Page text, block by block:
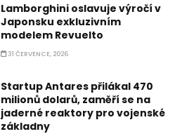
Lamborghini oslavuje výročí v
Japonsku exkluzivním
modelem Revuelto
31 ČERVENCE, 2026
Startup Antares přilákal 470
milionů dolarů, zaměří se na
jaderné reaktory pro vojenské
základny